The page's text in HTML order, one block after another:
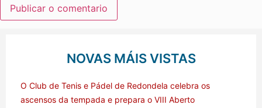
NOVAS MÁIS VISTAS
O Club de Tenis e Pádel de Redondela celebra os
ascensos da tempada e prepara o VIII Aberto